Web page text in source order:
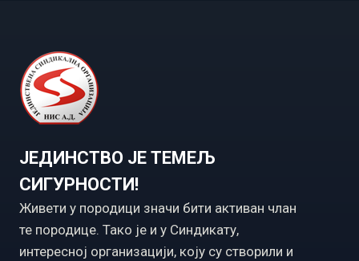
ЈЕДИНСТВО ЈЕ ТЕМЕЉ
СИГУРНОСТИ!
Живети у породици значи бити активан члан
те породице. Тако је и у Синдикату,
интересној организацији, коју су створили и